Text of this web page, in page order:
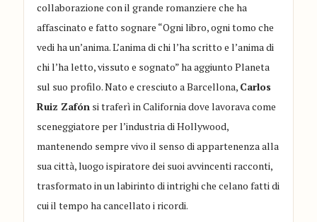
collaborazione con il grande romanziere che ha
affascinato e fatto sognare “Ogni libro, ogni tomo che
vedi ha un’anima. L’anima di chi l’ha scritto e l’anima di
chi l’ha letto, vissuto e sognato” ha aggiunto Planeta
sul suo profilo. Nato e cresciuto a Barcellona, Carlos
Ruiz Zafón si traferì in California dove lavorava come
sceneggiatore per l’industria di Hollywood,
mantenendo sempre vivo il senso di appartenenza alla
sua città, luogo ispiratore dei suoi avvincenti racconti,
trasformato in un labirinto di intrighi che celano fatti di
cui il tempo ha cancellato i ricordi.